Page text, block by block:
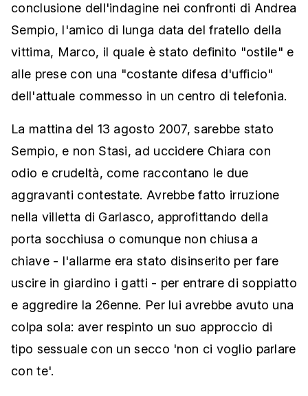
conclusione dell'indagine nei confronti di Andrea
Sempio, l'amico di lunga data del fratello della
vittima, Marco, il quale è stato definito "ostile" e
alle prese con una "costante difesa d'ufficio"
dell'attuale commesso in un centro di telefonia.
La mattina del 13 agosto 2007, sarebbe stato
Sempio, e non Stasi, ad uccidere Chiara con
odio e crudeltà, come raccontano le due
aggravanti contestate. Avrebbe fatto irruzione
nella villetta di Garlasco, approfittando della
porta socchiusa o comunque non chiusa a
chiave - l'allarme era stato disinserito per fare
uscire in giardino i gatti - per entrare di soppiatto
e aggredire la 26enne. Per lui avrebbe avuto una
colpa sola: aver respinto un suo approccio di
tipo sessuale con un secco 'non ci voglio parlare
con te'.